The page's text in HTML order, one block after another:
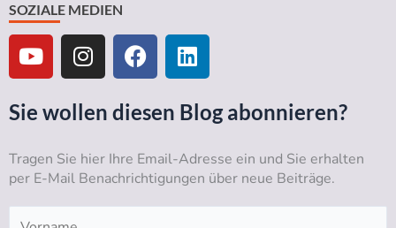
SOZIALE MEDIEN
Y
o
u
t
u
e
I
n
s
t
a
r
a
m
F
a
c
e
b
o
o
k
L
i
n
k
e
d
i
n
Sie wollen diesen Blog abonnieren?
Tragen Sie hier Ihre Email-Adresse ein und Sie erhalten
per E-Mail Benachrichtigungen über neue Beiträge.